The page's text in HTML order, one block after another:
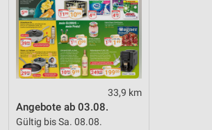
33,9 km
Angebote ab 03.08.
Gültig bis Sa. 08.08.